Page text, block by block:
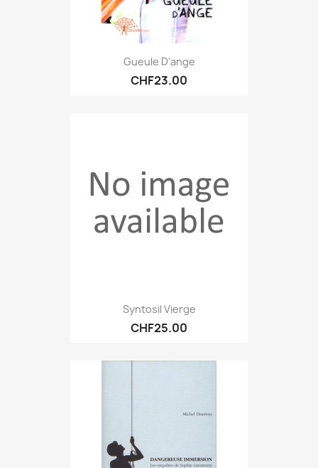
Gueule D'ange
CHF23.00
Syntosil Vierge
CHF25.00